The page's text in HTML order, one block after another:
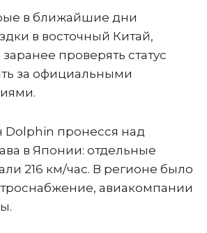
в ближайшие дни
в восточный Китай,
проверять статус
за официальными
Dolphin пронесся над
в Японии: отдельные
216 км/час. В регионе было
авиакомпании